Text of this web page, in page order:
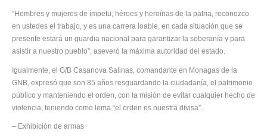
“Hombres y mujeres de ímpetu, héroes y heroínas de la patria, reconozco
en ustedes el trabajo, y es una carrera loable, en cada situación que se
presente estará un guardia nacional para garantizar la soberanía y para
asistir a nuestro pueblo”, aseveró la máxima autoridad del estado.
Igualmente, el G/B Casanova Salinas, comandante en Monagas de la
GNB, expresó que son 85 años resguardando la ciudadanía, el patrimonio
público y manteniendo el orden, con la misión de evitar cualquier hecho de
violencia, teniendo como lema “el orden es nuestra divisa”.
– Exhibición de armas